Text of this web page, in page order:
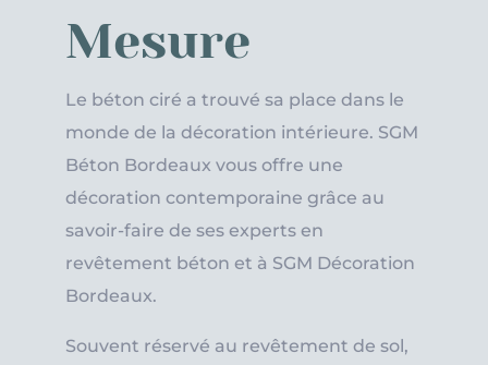
Mesure
Le béton ciré a trouvé sa place dans le
monde de la décoration intérieure. SGM
Béton Bordeaux vous offre une
décoration contemporaine grâce au
savoir-faire de ses experts en
revêtement béton et à SGM Décoration
Bordeaux.
Souvent réservé au revêtement de sol,